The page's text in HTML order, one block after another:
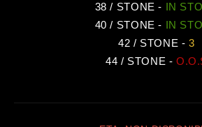
38 / STONE - IN
40 / STONE - IN
42 / STONE -3
44 / STONE -